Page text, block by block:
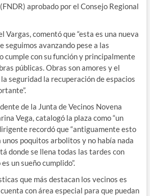
aprobado por el Consejo Regional
Vargas, comentó que “esta es una nueva
seguimos avanzando pese a las
cumple con su función y principalmente
públicas. Obras son amores y el
seguridad la recuperación de espacios
de la Junta de Vecinos Novena
Vega, catalogó la plaza como “un
recordó que “antiguamente esto
poquitos arbolitos y no había nada
donde se llena todas las tardes con
un sueño cumplido”.
que más destacan los vecinos es
con área especial para que puedan